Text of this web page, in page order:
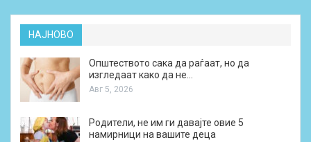
НАЈНОВО
Општеството сака да раѓаат, но да
изгледаат како да не…
Авг 5, 2026
Родители, не им ги давајте овие 5
намирници на вашите деца